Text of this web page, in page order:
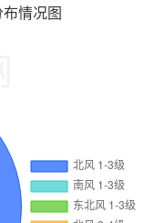
情况图